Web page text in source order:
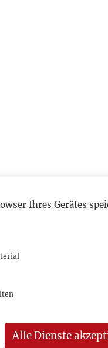
Ihres Gerätes
Alle Dienste